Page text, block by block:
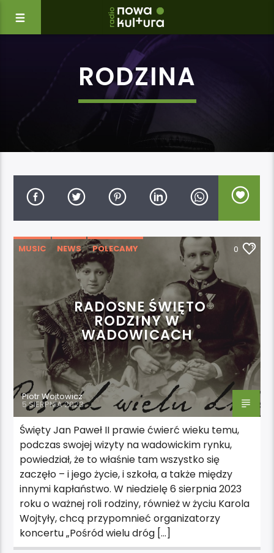
RODZINA
MUSIC NEWS
POLECAMY
WYDARZENIA
0
RADOSNE ŚWIĘTO
RODZINY W
WADOWICACH
Piotr Wojtowicz
5 SIERPNIA 2023
Święty Jan Paweł II prawie ćwierć wieku temu,
podczas swojej wizyty na wadowickim rynku,
powiedział, że to właśnie tam wszystko się
zaczęło – i jego życie, i szkoła, a także między
innymi kapłaństwo. W niedzielę 6 sierpnia 2023
roku o ważnej roli rodziny, również w życiu Karola
Wojtyły, chcą przypomnieć organizatorzy
koncertu „Pośród wielu dróg […]